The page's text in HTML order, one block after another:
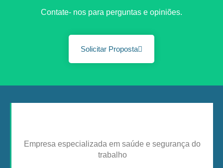
Contate- nos para perguntas e opiniões.
Solicitar Proposta
Empresa especializada em saúde e segurança do
trabalho